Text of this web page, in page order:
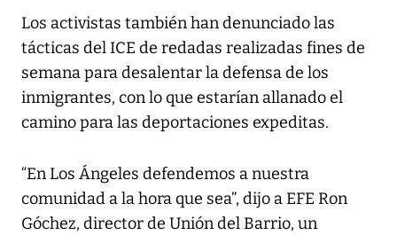
Los activistas también han denunciado las
tácticas del ICE de redadas realizadas fines de
semana para desalentar la defensa de los
inmigrantes, con lo que estarían allanado el
camino para las deportaciones expeditas.
“En Los Ángeles defendemos a nuestra
comunidad a la hora que sea”, dijo a EFE Ron
Góchez, director de Unión del Barrio, un